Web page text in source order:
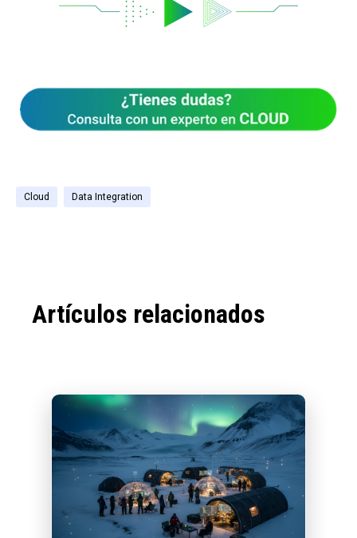
Cloud Data Integration
Artículos relacionados